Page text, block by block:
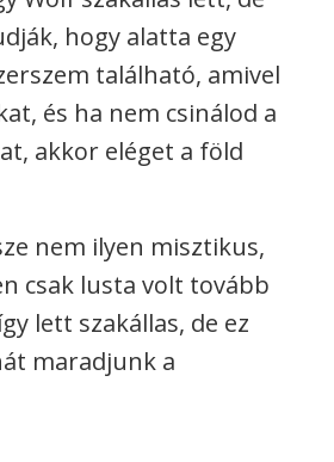
hogy alatta egy
található, amivel
és ha nem csinálod a
akkor eléget a föld
nem ilyen misztikus,
csak lusta volt tovább
lett szakállas, de ez
maradjunk a